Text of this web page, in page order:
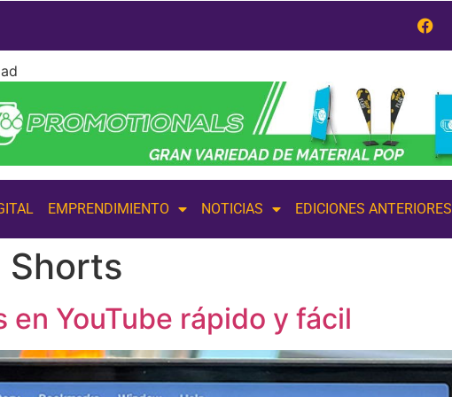
EMPRENDIMIENTO NOTICIAS EDICIONES ANTERIORES
Shorts
YouTube rápido y fácil